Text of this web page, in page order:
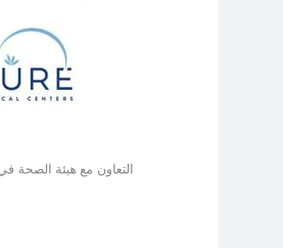
التعاون مع هيئة الصحة